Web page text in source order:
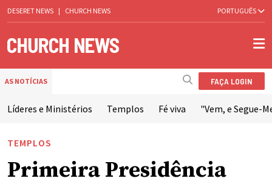
DESERET NEWS | CHURCH NEWS PORTUGUÊS
AS NOTÍCIAS FAÇA LOGIN
Líderes e Ministérios Templos Fé viva "Vem, e Segue-
TEMPLOS
Primeira Presidência